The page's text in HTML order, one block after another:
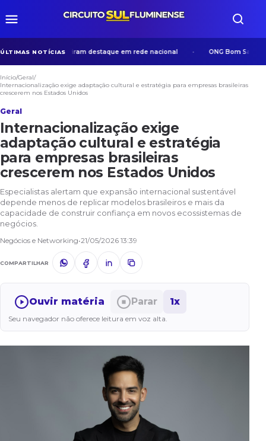
ÚLTIMAS NOTÍCIAS
Redonda viram destaque em rede nacional ONG Bom
Início/Geral/
Internacionalização exige adaptação cultural e estratégia para empresas brasileiras
crescerem nos Estados Unidos
Geral
Internacionalização exige
adaptação cultural e estratégia
para empresas brasileiras
crescerem nos Estados Unidos
Especialistas alertam que expansão internacional sustentável
depende menos de replicar modelos brasileiros e mais da
capacidade de construir confiança em novos ecossistemas de
negócios.
Negócios e Networking•21/05/2026 13:39
COMPARTILHAR
Ouvir matéria Parar 1x
Seu navegador não oferece leitura em voz alta.